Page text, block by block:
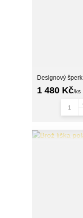
Designový
1 480 Kč/ks